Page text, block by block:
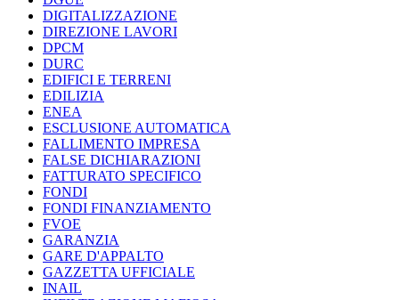
DIGITALIZZAZIONE
DIREZIONE LAVORI
DPCM
DURC
EDIFICI E TERRENI
EDILIZIA
ENEA
ESCLUSIONE AUTOMATICA
FALLIMENTO IMPRESA
FALSE DICHIARAZIONI
FATTURATO SPECIFICO
FONDI
FONDI FINANZIAMENTO
FVOE
GARANZIA
GARE D'APPALTO
GAZZETTA UFFICIALE
INAIL